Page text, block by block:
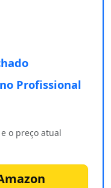
Profissional
o preço atual